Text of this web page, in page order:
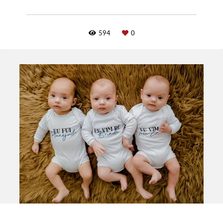
594 0